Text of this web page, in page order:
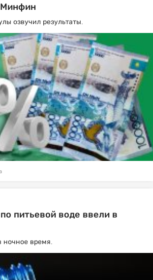
Минфин
озвучил результаты.
питьевой воде ввели в
ночное время.